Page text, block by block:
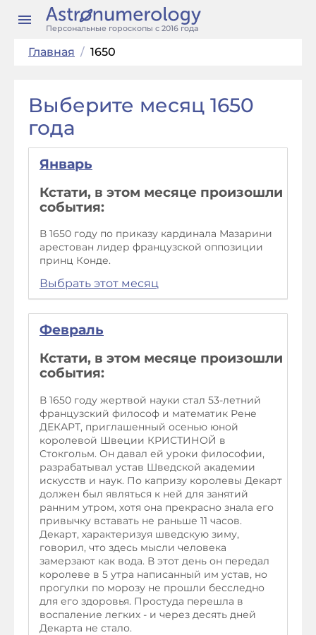
Персональные гороскопы с 2016 года
Главная / 1650
Выберите месяц 1650
года
Январь
Кстати, в этом месяце произошли
события:
В 1650 году по приказу кардинала Мазарини
арестован лидер французской оппозиции
принц Конде.
Выбрать этот месяц
Февраль
Кстати, в этом месяце произошли
события:
В 1650 году жертвой науки стал 53-летний
французский философ и математик Рене
ДЕКАРТ, приглашенный осенью юной
королевой Швеции КРИСТИНОЙ в
Стокгольм. Он давал ей уроки философии,
разрабатывал устав Шведской академии
искусств и наук. По капризу королевы Декарт
должен был являться к ней для занятий
ранним утром, хотя она прекрасно знала его
привычку вставать не раньше 11 часов.
Декарт, характеризуя шведскую зиму,
говорил, что здесь мысли человека
замерзают как вода. В этот день он передал
королеве в 5 утра написанный им устав, но
прогулки по морозу не прошли бесследно
для его здоровья. Простуда перешла в
воспаление легких - и через десять дней
Декарта не стало.